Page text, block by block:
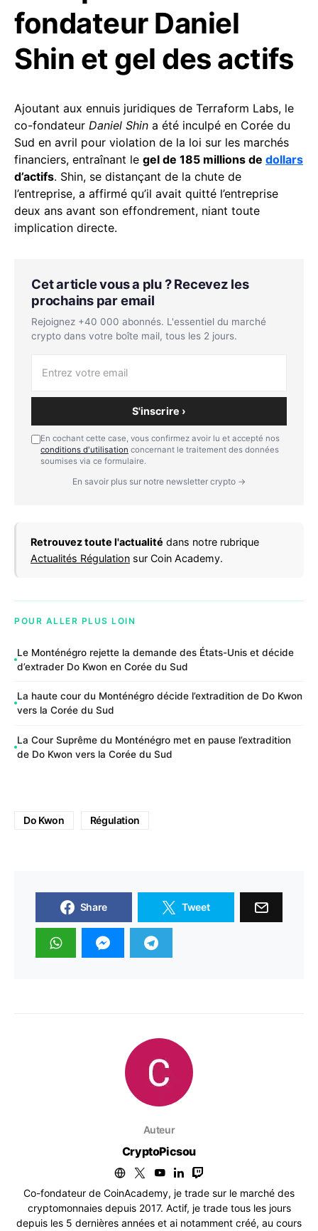
fondateur Daniel
Shin et gel des actifs
Ajoutant aux ennuis juridiques de Terraform Labs, le
co-fondateur Daniel Shin a été inculpé en Corée du
Sud en avril pour violation de la loi sur les marchés
financiers, entraînant le gel de 185 millions de dollars
d’actifs. Shin, se distançant de la chute de
l’entreprise, a affirmé qu’il avait quitté l’entreprise
deux ans avant son effondrement, niant toute
implication directe.
Cet article vous a plu ? Recevez les
prochains par email
Rejoignez +40 000 abonnés. L'essentiel du marché
crypto dans votre boîte mail, tous les 2 jours.
S'inscrire ›
En cochant cette case, vous confirmez avoir lu et accepté nos
conditions d'utilisation concernant le traitement des données
soumises via ce formulaire.
En savoir plus sur notre newsletter crypto →
Retrouvez toute l'actualité dans notre rubrique
Actualités Régulation sur Coin Academy.
POUR ALLER PLUS LOIN
Le Monténégro rejette la demande des États-Unis et décide
d’extrader Do Kwon en Corée du Sud
La haute cour du Monténégro décide l’extradition de Do Kwon
vers la Corée du Sud
La Cour Suprême du Monténégro met en pause l’extradition
de Do Kwon vers la Corée du Sud
Do Kwon Régulation
Share Tweet
Auteur
CryptoPicsou
Co-fondateur de CoinAcademy, je trade sur le marché des
cryptomonnaies depuis 2017. Actif, je trade tous les jours
depuis les 5 dernières années et ai notamment créé, au cours